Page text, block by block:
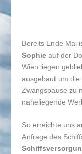
Bereits Ende Mai
Sophieauf der
Wien liegen
ausgebaut um
Zwangspause zu
naheliegende
So erreichte uns
Anfrage des